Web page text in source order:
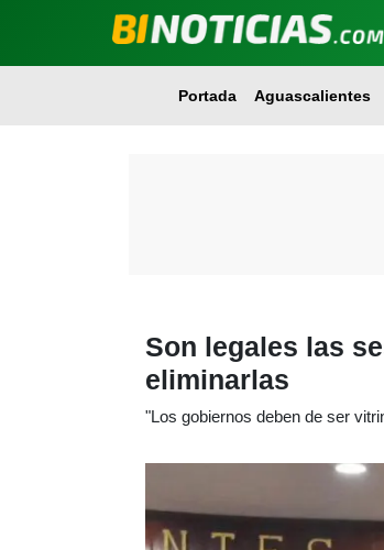
Portada Aguascalientes
Son legales las
eliminarlas
"Los gobiernos deben de ser